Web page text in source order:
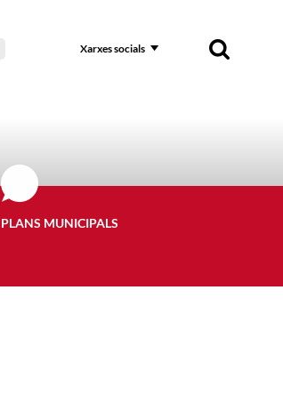
Xarxes socials
PLANS MUNICIPALS